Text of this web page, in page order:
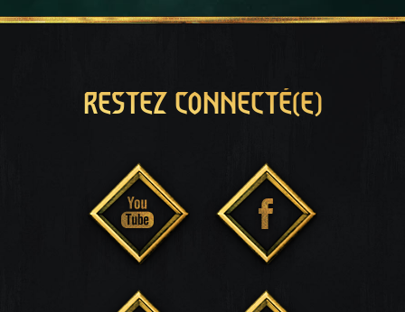
RESTEZ CONNECTÉ(E)